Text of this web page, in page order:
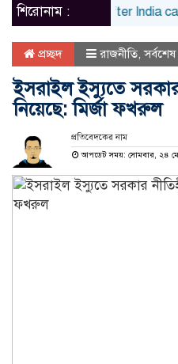
শিরোনাম :
reaction after India call-up
প্রচ্ছদ রাজনীতি,
ইসরাইল ইস্যুতে সরকার
নিয়েছে: মির্জা ফখরুল
প্রতিবেদকের নাম
আপডেট সময়: সোমবার, ২৪